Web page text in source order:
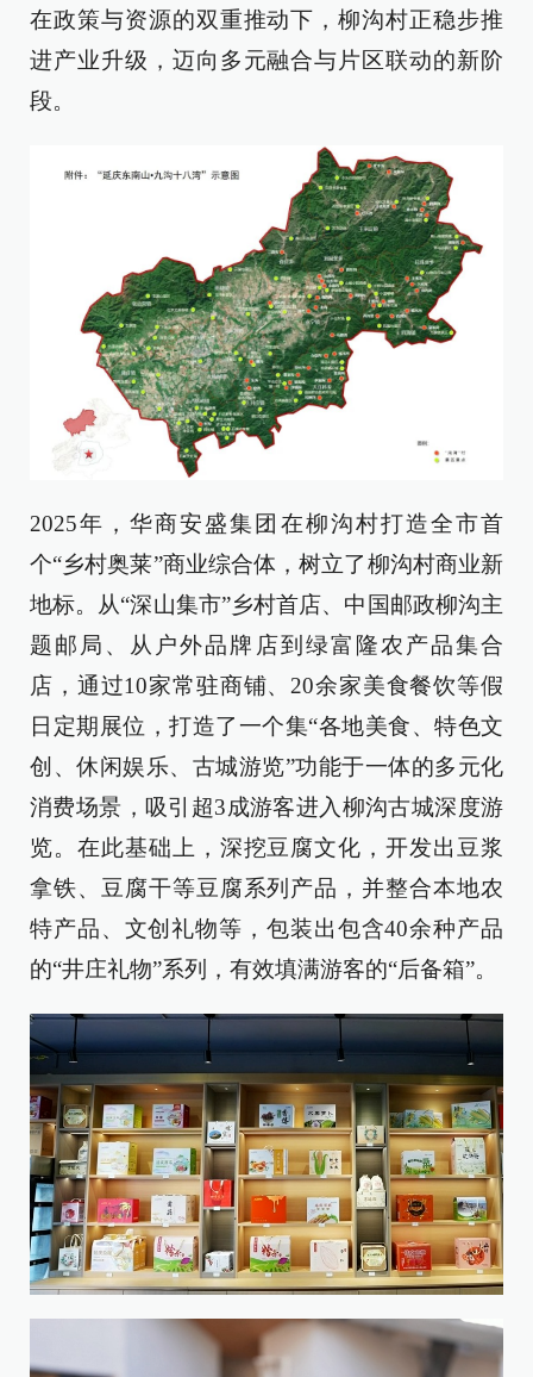
在政策与资源的双重推动下，柳沟村正稳步推
进产业升级，迈向多元融合与片区联动的新阶
段。
2025年，华商安盛集团在柳沟村打造全市首
个“乡村奥莱”商业综合体，树立了柳沟村商业新
地标。从“深山集市”乡村首店、中国邮政柳沟主
题邮局、从户外品牌店到绿富隆农产品集合
店，通过10家常驻商铺、20余家美食餐饮等假
日定期展位，打造了一个集“各地美食、特色文
创、休闲娱乐、古城游览”功能于一体的多元化
消费场景，吸引超3成游客进入柳沟古城深度游
览。在此基础上，深挖豆腐文化，开发出豆浆
拿铁、豆腐干等豆腐系列产品，并整合本地农
特产品、文创礼物等，包装出包含40余种产品
的“井庄礼物”系列，有效填满游客的“后备箱”。